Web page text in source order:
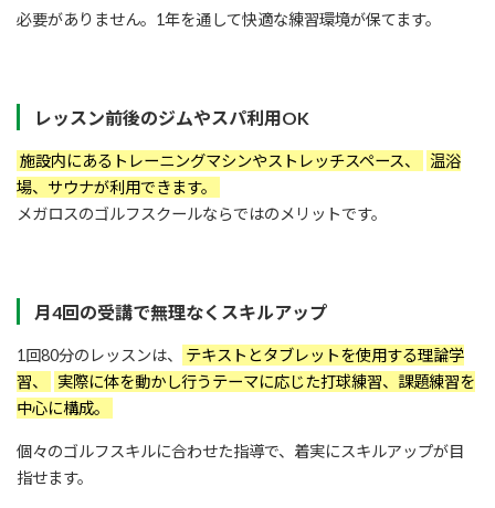
必要がありません。1年を通して快適な練習環境が保てます。
レッスン前後のジムやスパ利用OK
施設内にあるトレーニングマシンやストレッチスペース、
温浴
場、サウナが利用できます。
メガロスのゴルフスクールならではのメリットです。
月4回の受講で無理なくスキルアップ
1回80分のレッスンは、
テキストとタブレットを使用する理論学
習、
実際に体を動かし行うテーマに応じた打球練習、課題練習を
中心に構成。
個々のゴルフスキルに合わせた指導で、着実にスキルアップが目
指せます。